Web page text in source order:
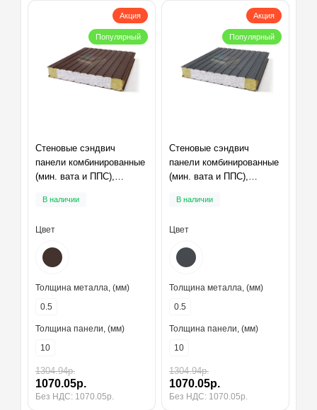
Акция
Популярный
Стеновые сэндвич
панели комбинированные
(мин. вата и ППС),
толщина 10 мм, RAL8017
В наличии
Цвет
Толщина металла, (мм)
0.5
Толщина панели, (мм)
10
1304.94р.
1070.05р.
Без НДС: 1070.05р.
Акция
Популярный
Стеновые сэндвич
панели комбинированные
(мин. вата и ППС),
толщина 10 мм, RAL7024
В наличии
Цвет
Толщина металла, (мм)
0.5
Толщина панели, (мм)
10
1304.94р.
1070.05р.
Без НДС: 1070.05р.